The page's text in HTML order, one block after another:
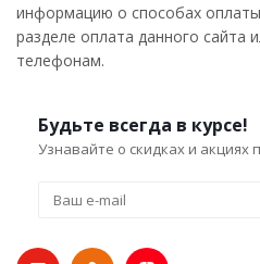
информацию о способах
разделе оплата данного сайта
телефонам.
Будьте всегда в курсе!
Узнавайте о скидках и акциях